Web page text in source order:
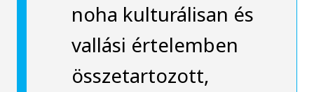
noha kulturálisan és
vallási értelemben
összetartozott,